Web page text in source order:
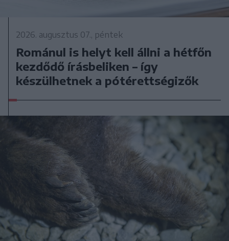
2026. augusztus 07., péntek
Románul is helyt kell állni a hétfőn
kezdődő írásbeliken – így
készülhetnek a pótérettségizők